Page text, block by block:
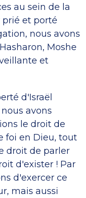
au sein de la
prié et porté
nous avons
Moshe
et
d'Israël
avons
le droit de
foi en Dieu, tout
droit de parler
d'exister ! Par
d'exercer ce
mais aussi